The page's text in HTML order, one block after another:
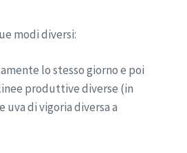
modi diversi:
lo stesso giorno e poi
produttive diverse (in
di vigoria diversa a